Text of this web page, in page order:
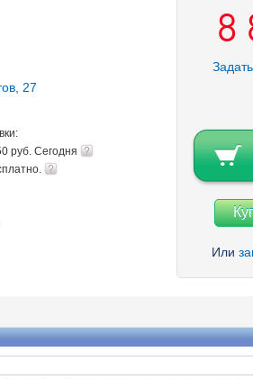
27
руб. Сегодня
8
Или